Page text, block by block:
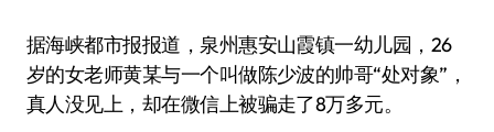
据海峡都市报报道，泉州惠安山霞镇一幼儿园，26
岁的女老师黄某与一个叫做陈少波的帅哥“处对象”，
真人没见上，却在微信上被骗走了8万多元。